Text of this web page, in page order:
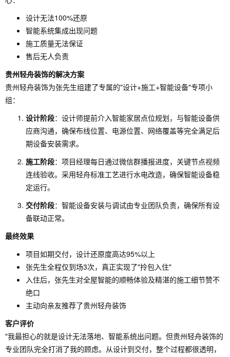
设计无法100%还原
智能系统集成出现问题
施工质量无法保证
售后无人负责
贵州轻舟装饰的解决方案
贵州轻舟装饰为张先生组建了专属的"设计+施工+智能设备"专项小
组：
设计阶段：设计师提前介入智能家居点位规划，与智能设备供
应商沟通，确保布线位置、电源位置、网络覆盖等完全满足后
期设备安装需求。
施工阶段：项目经理每日通过微信群播报进度，关键节点视频
连线验收。采用轻舟标准工艺进行水电改造，确保智能设备稳
定运行。
交付阶段：智能设备安装与调试由专业团队负责，确保所有设
备联动正常。
最终效果
项目如期交付，设计还原度高达95%以上
张先生全程仅到场3次，真正实现了"拎包入住"
入住后，张先生对全屋智能的顺畅体验及精湛的施工细节赞不
绝口
主动向亲友推荐了贵州轻舟装饰
客户评价
"我最担心的就是设计无法落地、智能系统出问题。但贵州轻舟装饰的
专业团队完全打消了我的顾虑。从设计到交付，整个过程都很透明，